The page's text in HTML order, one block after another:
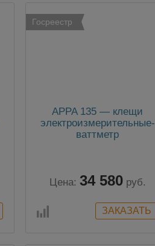
Госреестр
APPA 135 — клещи
электроизмерительные-
ваттметр
Цена: 34 580 руб.